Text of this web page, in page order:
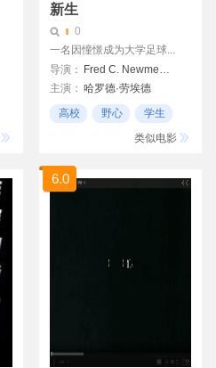
新生
0
一名因憧憬成为大学足球...
导演：
Fred C. Newmeyer
Sam Taylor
主演： 哈罗德·劳埃德
高校
野心
学生
类似电影
6.0